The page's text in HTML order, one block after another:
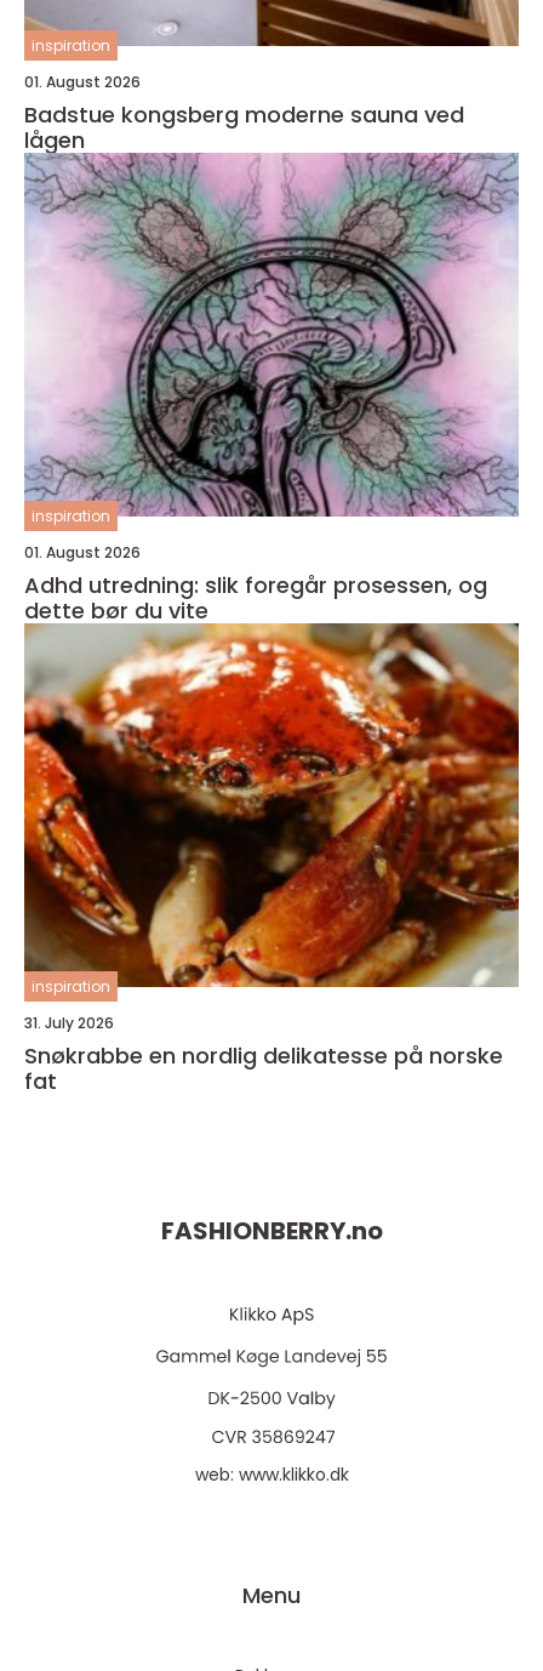
inspiration
01. August 2026
Badstue kongsberg moderne sauna ved
lågen
inspiration
01. August 2026
Adhd utredning: slik foregår prosessen, og
dette bør du vite
inspiration
31. July 2026
Snøkrabbe en nordlig delikatesse på norske
fat
FASHIONBERRY.no
web: www.klikko.dk
Menu